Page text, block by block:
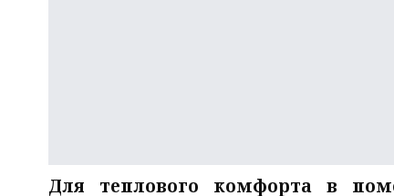
Для теплового комфорта в